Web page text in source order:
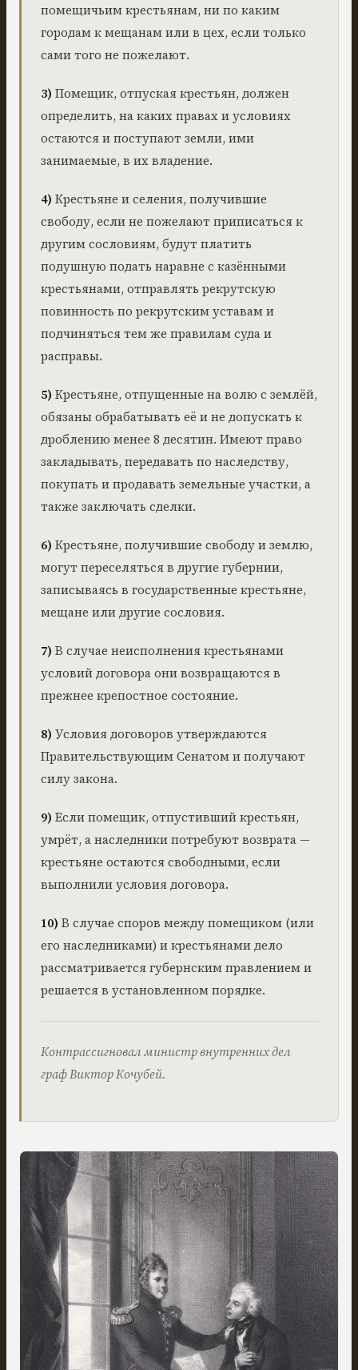
помещичьим крестьянам, ни по каким
городам к мещанам или в цех, если только
сами того не пожелают.
3) Помещик, отпуская крестьян, должен
определить, на каких правах и условиях
остаются и поступают земли, ими
занимаемые, в их владение.
4) Крестьяне и селения, получившие
свободу, если не пожелают приписаться к
другим сословиям, будут платить
подушную подать наравне с казёнными
крестьянами, отправлять рекрутскую
повинность по рекрутским уставам и
подчиняться тем же правилам суда и
расправы.
5) Крестьяне, отпущенные на волю с землёй,
обязаны обрабатывать её и не допускать к
дроблению менее 8 десятин. Имеют право
закладывать, передавать по наследству,
покупать и продавать земельные участки, а
также заключать сделки.
6) Крестьяне, получившие свободу и землю,
могут переселяться в другие губернии,
записываясь в государственные крестьяне,
мещане или другие сословия.
7) В случае неисполнения крестьянами
условий договора они возвращаются в
прежнее крепостное состояние.
8) Условия договоров утверждаются
Правительствующим Сенатом и получают
силу закона.
9) Если помещик, отпустивший крестьян,
умрёт, а наследники потребуют возврата —
крестьяне остаются свободными, если
выполнили условия договора.
10) В случае споров между помещиком (или
его наследниками) и крестьянами дело
рассматривается губернским правлением и
решается в установленном порядке.
Контрассигновал министр внутренних дел
граф Виктор Кочубей.